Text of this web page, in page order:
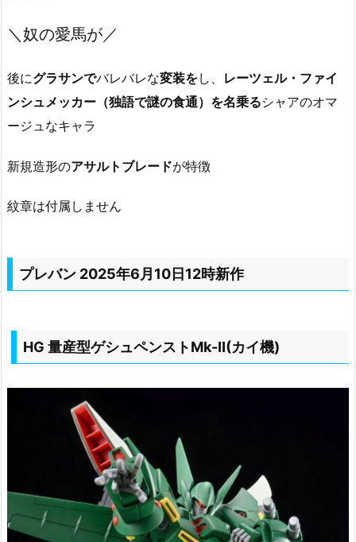
＼奴の愛馬が／
後にグラサンでバレバレな変装をし、 レーツェル・ファイ
ンシュメッカー（独語で謎の食通）を名乗るシャアのオマ
ージュなキャラ
新規造形のアサルトブレードが特徴
紋章は付属しません
プレバン 2025年6月10日12時新作
HG 量産型ゲシュペンストMk-II(カイ機)